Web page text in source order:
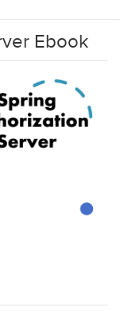
Ebook